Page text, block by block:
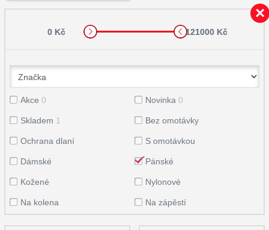
0 Kč 121000 Kč
Akce 0 Novinka 0
Skladem 1 Bez omotávky
Ochrana dlaní S omotávkou
Dámské Pánské
Kožené Nylonové
Na kolena Na zápěstí